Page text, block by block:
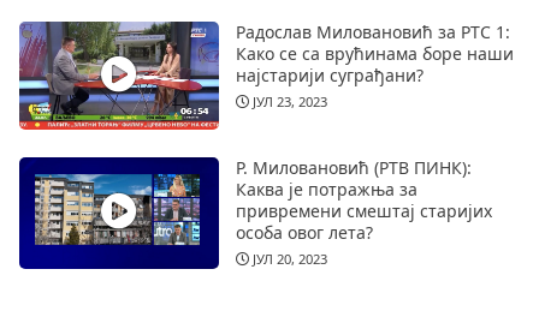
Радослав Миловановић за РТС 1:
Како се са врућинама боре наши
најстарији суграђани?
ЈУЛ 23, 2023
Р. Миловановић (РТВ ПИНК):
Каква је потражња за
привремени смештај старијих
особа овог лета?
ЈУЛ 20, 2023